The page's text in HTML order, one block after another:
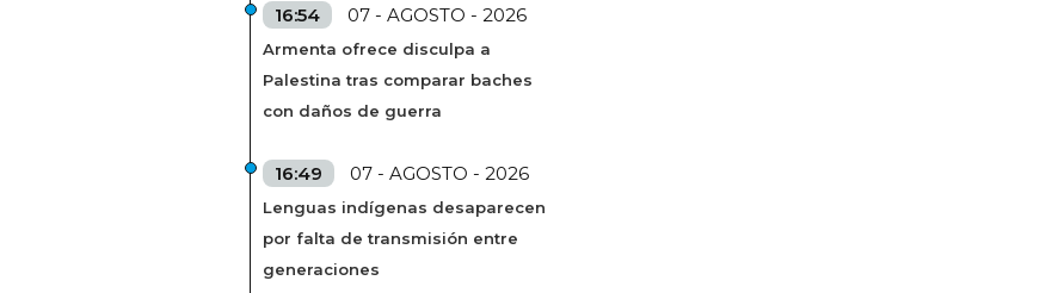
16:54 07 - AGOSTO - 2026
Armenta ofrece disculpa a
Palestina tras comparar baches
con daños de guerra
16:49 07 - AGOSTO - 2026
Lenguas indígenas desaparecen
por falta de transmisión entre
generaciones